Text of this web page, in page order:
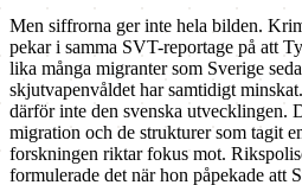
Men siffrorna ger inte hela bilden.
pekar i samma SVT-reportage på att
lika många migranter som Sverige
skjutvapenvåldet har samtidigt
därför inte den svenska utvecklingen.
migration och de strukturer som tagit
forskningen riktar fokus mot.
formulerade det när hon påpekade att